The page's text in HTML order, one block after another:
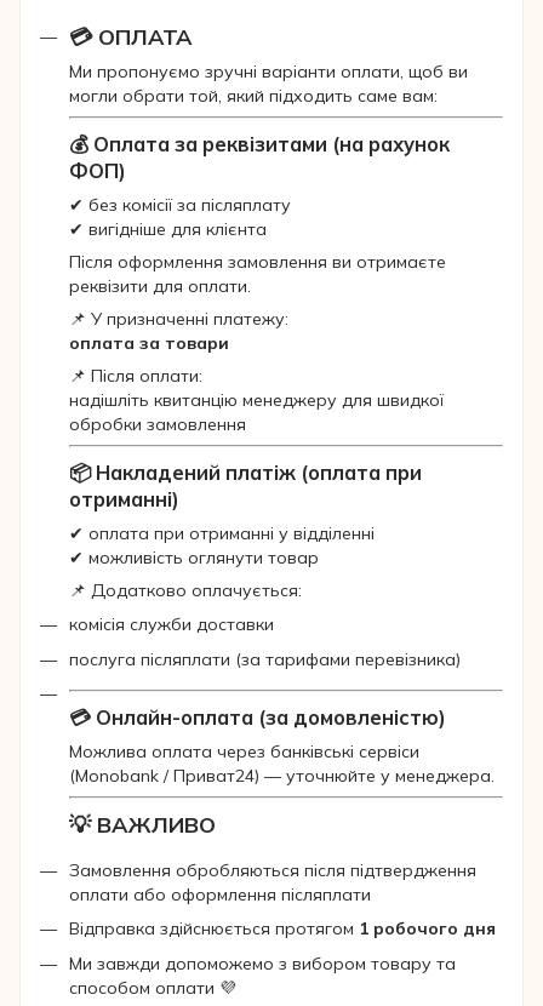
💳 ОПЛАТА
Ми пропонуємо зручні варіанти оплати, щоб ви
могли обрати той, який підходить саме вам:
💰 Оплата за реквізитами (на рахунок
ФОП)
✔ без комісії за післяплату
✔ вигідніше для клієнта
Після оформлення замовлення ви отримаєте
реквізити для оплати.
📌 У призначенні платежу:
оплата за товари
📌 Після оплати:
надішліть квитанцію менеджеру для швидкої
обробки замовлення
📦 Накладений платіж (оплата при
отриманні)
✔ оплата при отриманні у відділенні
✔ можливість оглянути товар
📌 Додатково оплачується:
комісія служби доставки
послуга післяплати (за тарифами перевізника)
💳 Онлайн-оплата (за домовленістю)
Можлива оплата через банківські сервіси
(Monobank / Приват24) — уточнюйте у менеджера.
💡 ВАЖЛИВО
Замовлення обробляються після підтвердження
оплати або оформлення післяплати
Відправка здійснюється протягом 1 робочого дня
Ми завжди допоможемо з вибором товару та
способом оплати 💜